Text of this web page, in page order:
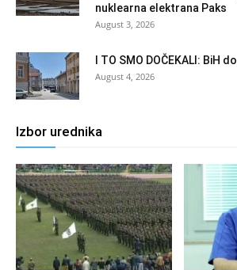
nuklearna elektrana Paks
August 3, 2026
I TO SMO DOČEKALI: BiH
August 4, 2026
Izbor urednika